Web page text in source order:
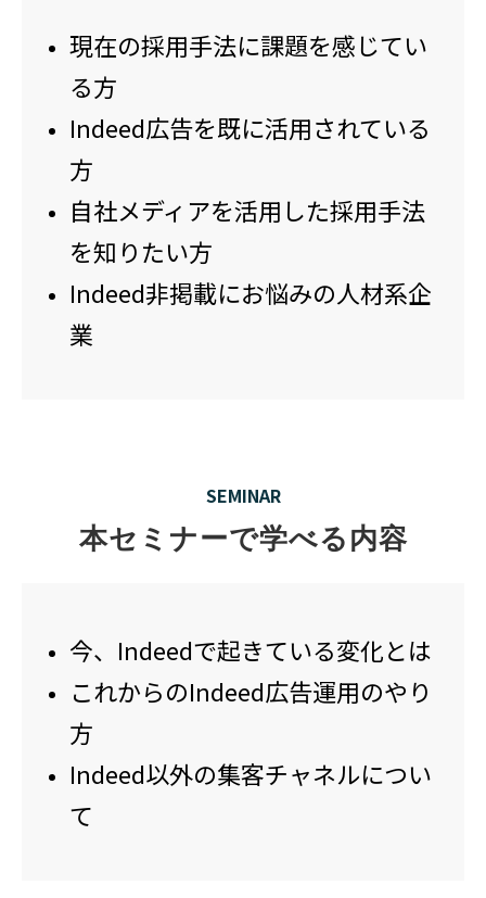
現在の採用手法に課題を感じてい
る方
Indeed広告を既に活用されている
方
自社メディアを活用した採用手法
を知りたい方
Indeed非掲載にお悩みの人材系企
業
SEMINAR
本セミナーで学べる内容
今、Indeedで起きている変化とは
これからのIndeed広告運用のやり
方
Indeed以外の集客チャネルについ
て